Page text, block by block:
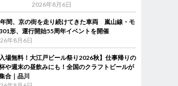
2026年8月6日
間、京の街を走り続けてきた車両 嵐山線・モ
形、運行開始55周年イベントを開催
年8月6日
入場無料！大江戸ビール祭り2026秋】仕事帰りの
や週末の昼飲みにも！全国のクラフトビールが
合｜品川